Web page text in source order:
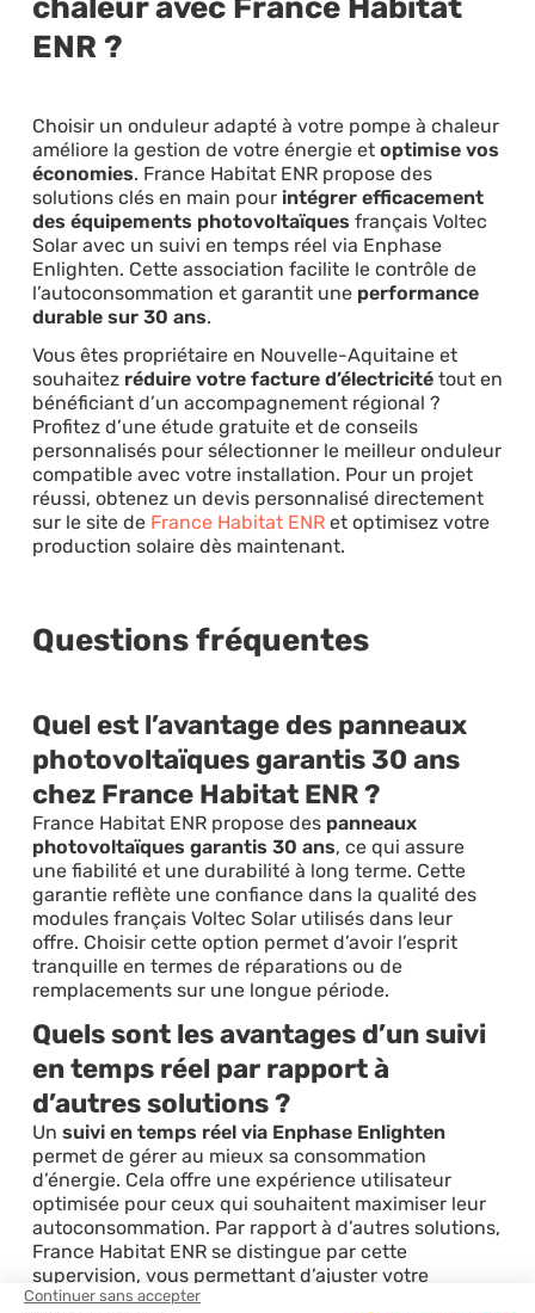
chaleur avec France Habitat
ENR ?
Choisir un onduleur adapté à votre pompe à chaleur
améliore la gestion de votre énergie et optimise vos
économies. France Habitat ENR propose des
solutions clés en main pour intégrer efficacement
des équipements photovoltaïques français Voltec
Solar avec un suivi en temps réel via Enphase
Enlighten. Cette association facilite le contrôle de
l’autoconsommation et garantit une performance
durable sur 30 ans.
Vous êtes propriétaire en Nouvelle-Aquitaine et
souhaitez réduire votre facture d’électricitétout en
bénéficiant d’un accompagnement régional ?
Profitez d’une étude gratuite et de conseils
personnalisés pour sélectionner le meilleur onduleur
compatible avec votre installation. Pour un projet
réussi, obtenez un devis personnalisé directement
sur le site de France Habitat ENRet optimisez votre
production solaire dès maintenant.
Questions fréquentes
Quel est l’avantage des panneaux
photovoltaïques garantis 30 ans
chez France Habitat ENR ?
France Habitat ENR propose des panneaux
photovoltaïques garantis 30 ans, ce qui assure
une fiabilité et une durabilité à long terme. Cette
garantie reflète une confiance dans la qualité des
modules français Voltec Solar utilisés dans leur
offre. Choisir cette option permet d’avoir l’esprit
tranquille en termes de réparations ou de
remplacements sur une longue période.
Quels sont les avantages d’un suivi
en temps réel par rapport à
d’autres solutions ?
Un suivi en temps réel via Enphase Enlighten
permet de gérer au mieux sa consommation
d’énergie. Cela offre une expérience utilisateur
optimisée pour ceux qui souhaitent maximiser leur
autoconsommation. Par rapport à d’autres solutions,
France Habitat ENR se distingue par cette
supervision, vous permettant d’ajuster votre
production d’énergie selon vos besoins quotidiens.